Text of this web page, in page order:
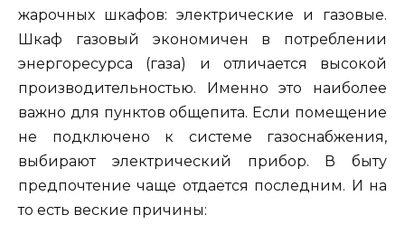
жарочных шкафов: электрические и газовые.
Шкаф газовый экономичен в потреблении
энергоресурса (газа) и отличается высокой
производительностью. Именно это наиболее
важно для пунктов общепита. Если помещение
не подключено к системе газоснабжения,
выбирают электрический прибор. В быту
предпочтение чаще отдается последним. И на
то есть веские причины: